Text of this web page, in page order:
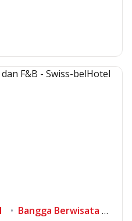
Bangga Berwisata di Indonesia